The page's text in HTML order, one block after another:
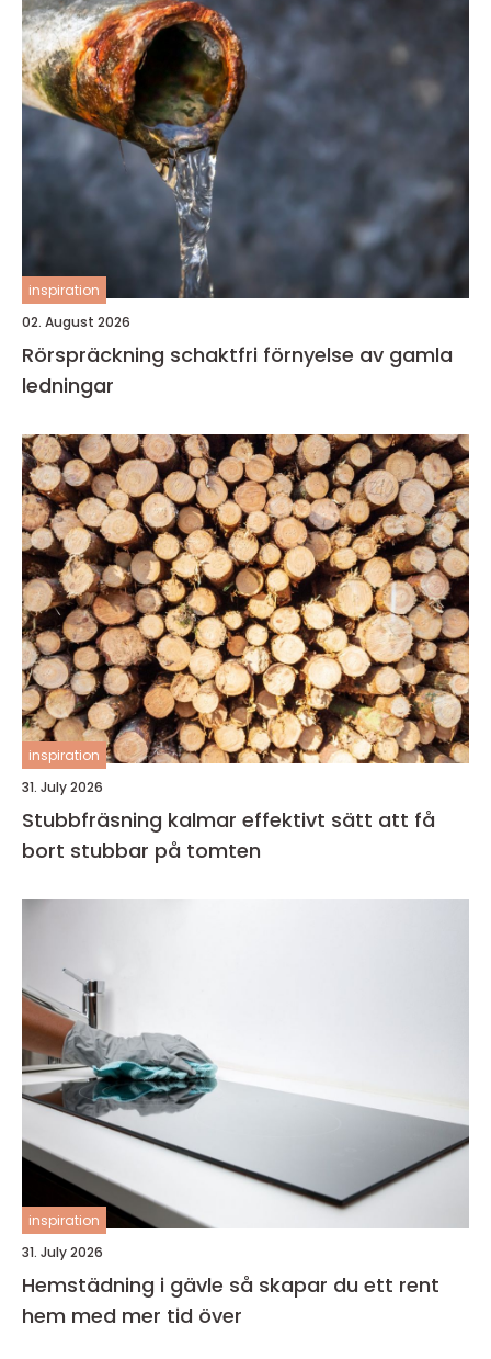
inspiration
02. August 2026
Rörspräckning schaktfri förnyelse av gamla
ledningar
inspiration
31. July 2026
Stubbfräsning kalmar effektivt sätt att få
bort stubbar på tomten
inspiration
31. July 2026
Hemstädning i gävle så skapar du ett rent
hem med mer tid över